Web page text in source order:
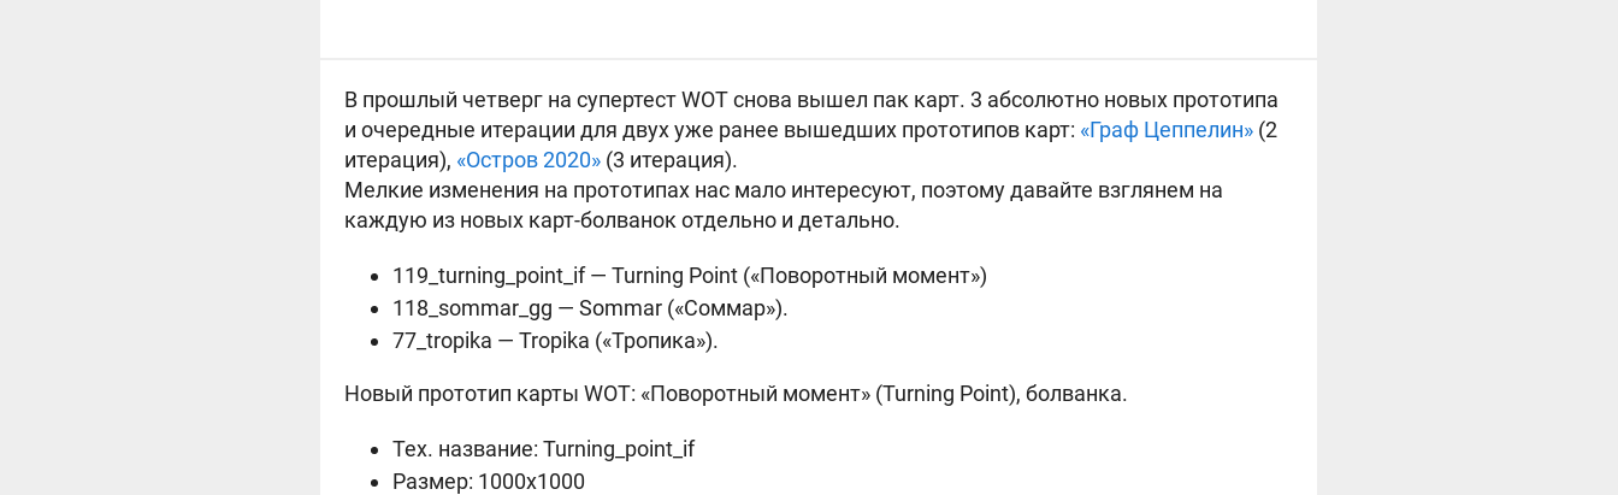
В прошлый четверг на супертест WOT снова вышел пак карт. 3 абсолютно новых прототипа
и очередные итерации для двух уже ранее вышедших прототипов карт: «Граф Цеппелин» (2
итерация), «Остров 2020» (3 итерация).
Мелкие изменения на прототипах нас мало интересуют, поэтому давайте взглянем на
каждую из новых карт-болванок отдельно и детально.
119_turning_point_if — Turning Point («Поворотный момент»)
118_sommar_gg — Sommar («Соммар»).
77_tropika — Tropika («Тропика»).
Новый прототип карты WOT: «Поворотный момент» (Turning Point), болванка.
Тех. название: Turning_point_if
Размер: 1000x1000